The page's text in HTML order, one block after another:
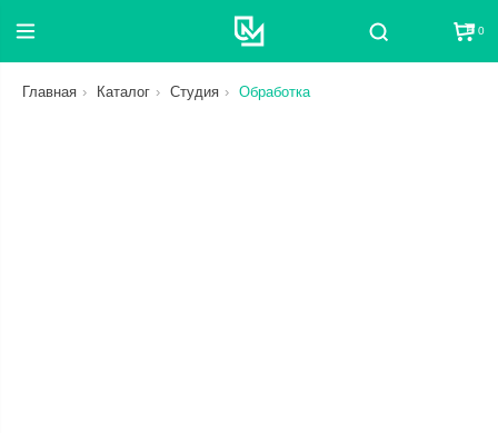
Поиск 0
Главная Каталог Студия Обработка